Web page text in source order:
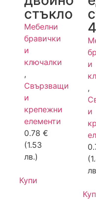
стъкло
Мебелни
бравички
и
ключалки
,
Свързващи
и
крепежни
елементи
0.78€
(1.53
лв.)
Купи
и
,
и